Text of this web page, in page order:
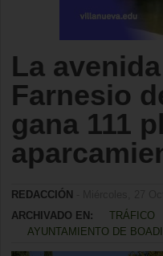
La
Farnesio
gana 111
REDACCIÓN
ARCHIVADO EN:
TRÁFICO
AYUNTAMIENTO DE